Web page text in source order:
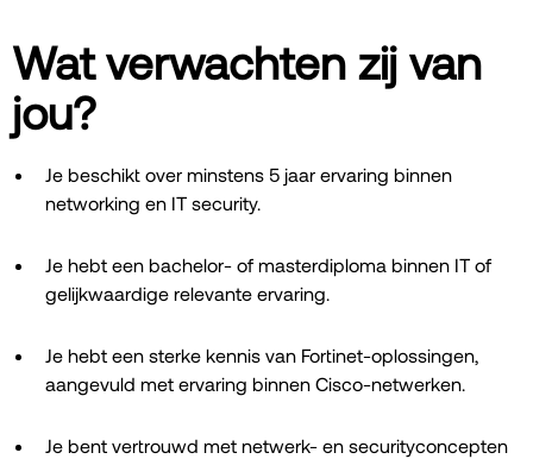
Wat verwachten zij van
jou?
Je beschikt over minstens 5 jaar ervaring binnen
networking en IT security.
Je hebt een bachelor- of masterdiploma binnen IT of
gelijkwaardige relevante ervaring.
Je hebt een sterke kennis van Fortinet-oplossingen,
aangevuld met ervaring binnen Cisco-netwerken.
Je bent vertrouwd met netwerk- en securityconcepten